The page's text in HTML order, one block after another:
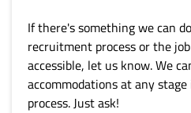
If there's something we can
recruitment process or the
accessible, let us know. We
accommodations at any
process. Just ask!